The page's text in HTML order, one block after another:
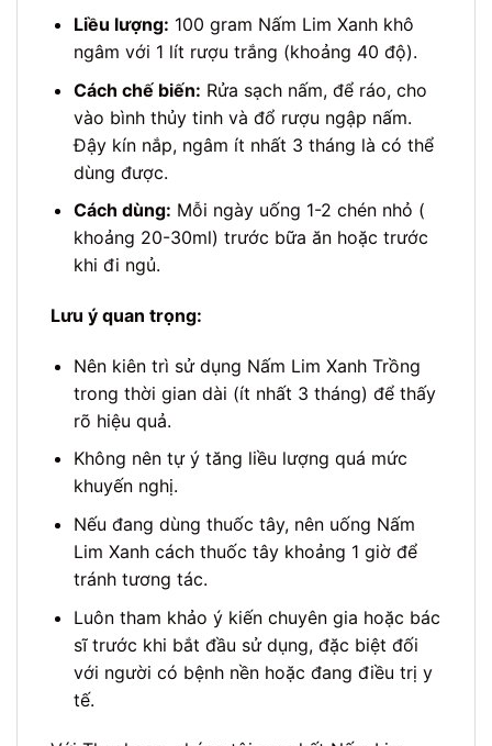
Liều lượng: 100 gram Nấm Lim Xanh khô
ngâm với 1 lít rượu trắng (khoảng 40 độ).
Cách chế biến: Rửa sạch nấm, để ráo, cho
vào bình thủy tinh và đổ rượu ngập nấm.
Đậy kín nắp, ngâm ít nhất 3 tháng là có thể
dùng được.
Cách dùng: Mỗi ngày uống 1-2 chén nhỏ (
khoảng 20-30ml) trước bữa ăn hoặc trước
khi đi ngủ.
Lưu ý quan trọng:
Nên kiên trì sử dụng Nấm Lim Xanh Trồng
trong thời gian dài (ít nhất 3 tháng) để thấy
rõ hiệu quả.
Không nên tự ý tăng liều lượng quá mức
khuyến nghị.
Nếu đang dùng thuốc tây, nên uống Nấm
Lim Xanh cách thuốc tây khoảng 1 giờ để
tránh tương tác.
Luôn tham khảo ý kiến chuyên gia hoặc bác
sĩ trước khi bắt đầu sử dụng, đặc biệt đối
với người có bệnh nền hoặc đang điều trị y
tế.